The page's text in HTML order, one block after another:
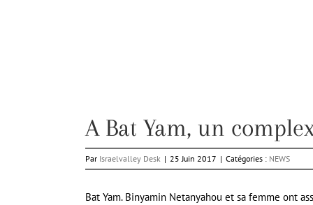
A Bat Yam, un
Par Israelvalley Desk | 25 Juin 2017 | Catégories : NEWS
Bat Yam. Binyamin Netanyahou et sa femme ont